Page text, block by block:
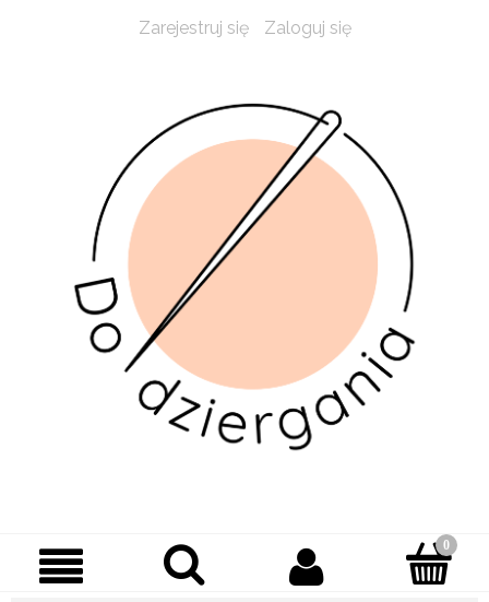
Zarejestruj się Zaloguj się